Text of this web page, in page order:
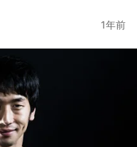
1年前